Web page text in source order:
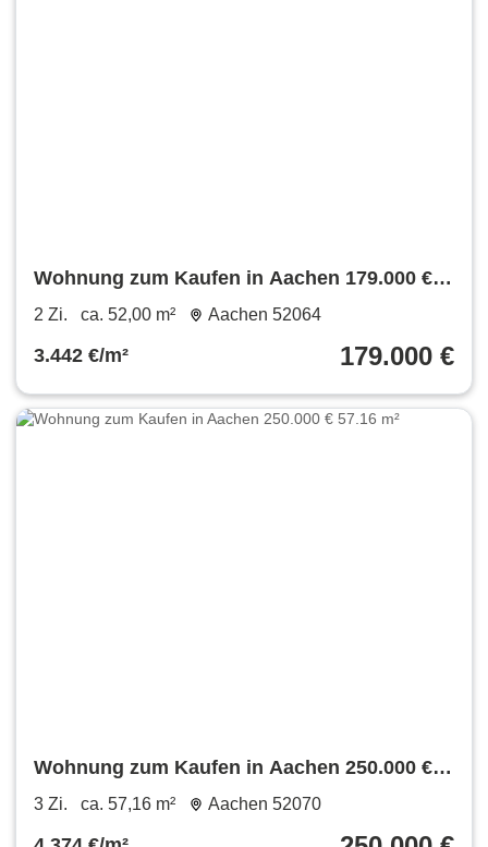
Wohnung zum Kaufen in Aachen 179.000 €
52 m²
2 Zi. ca. 52,00 m² Aachen 52064
3.442 €/m² 179.000 €
Wohnung zum Kaufen in Aachen 250.000 €
57.16 m²
3 Zi. ca. 57,16 m² Aachen 52070